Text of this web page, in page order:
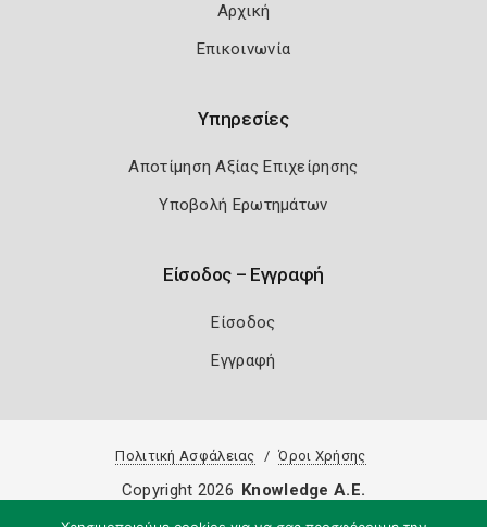
Αρχική
Επικοινωνία
Υπηρεσίες
Αποτίμηση Αξίας Επιχείρησης
Υποβολή Ερωτημάτων
Είσοδος – Εγγραφή
Είσοδος
Εγγραφή
Πολιτική Ασφάλειας Όροι Χρήσης
Copyright 2026 Knowledge A.E.